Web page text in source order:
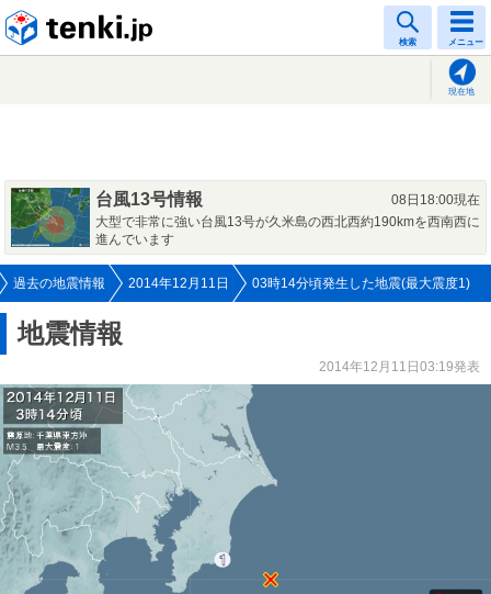
検索 メニュー
現在地
台風13号情報
08日18:00現在
大型で非常に強い台風13号が久米島の西北西約190kmを西南西に
進んでいます
過去の地震情報 2014年12月11日 03時14分頃発生した地震(最大震度1)
地震情報
2014年12月11日03:19発表